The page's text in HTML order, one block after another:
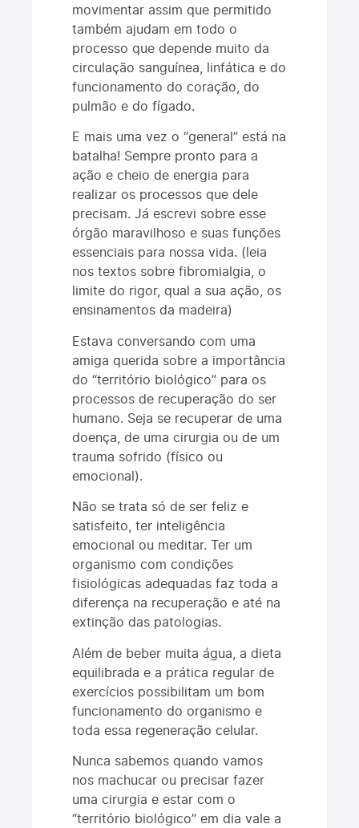
movimentar assim que permitido
também ajudam em todo o
processo que depende muito da
circulação sanguínea, linfática e do
funcionamento do coração, do
pulmão e do fígado.
E mais uma vez o “general” está na
batalha! Sempre pronto para a
ação e cheio de energia para
realizar os processos que dele
precisam. Já escrevi sobre esse
órgão maravilhoso e suas funções
essenciais para nossa vida. (leia
nos textos sobre fibromialgia, o
limite do rigor, qual a sua ação, os
ensinamentos da madeira)
Estava conversando com uma
amiga querida sobre a importância
do “território biológico” para os
processos de recuperação do ser
humano. Seja se recuperar de uma
doença, de uma cirurgia ou de um
trauma sofrido (físico ou
emocional).
Não se trata só de ser feliz e
satisfeito, ter inteligência
emocional ou meditar. Ter um
organismo com condições
fisiológicas adequadas faz toda a
diferença na recuperação e até na
extinção das patologias.
Além de beber muita água, a dieta
equilibrada e a prática regular de
exercícios possibilitam um bom
funcionamento do organismo e
toda essa regeneração celular.
Nunca sabemos quando vamos
nos machucar ou precisar fazer
uma cirurgia e estar com o
“território biológico” em dia vale a